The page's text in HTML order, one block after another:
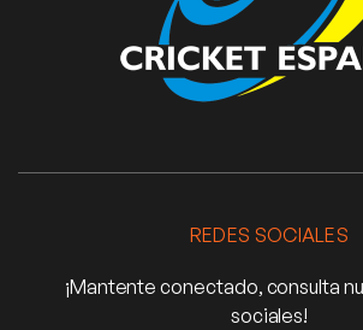
REDES SOCIALES
¡Mantente conectado, consulta
sociales!